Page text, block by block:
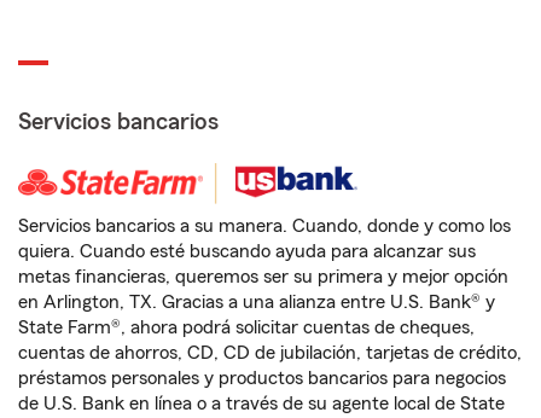
Servicios bancarios
Servicios bancarios a su manera. Cuando, donde y como los
quiera. Cuando esté buscando ayuda para alcanzar sus
metas financieras, queremos ser su primera y mejor opción
en Arlington, TX. Gracias a una alianza entre U.S. Bank® y
State Farm®, ahora podrá solicitar cuentas de cheques,
cuentas de ahorros, CD, CD de jubilación, tarjetas de crédito,
préstamos personales y productos bancarios para negocios
de U.S. Bank en línea o a través de su agente local de State